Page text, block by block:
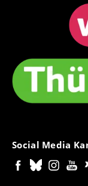
Social Media